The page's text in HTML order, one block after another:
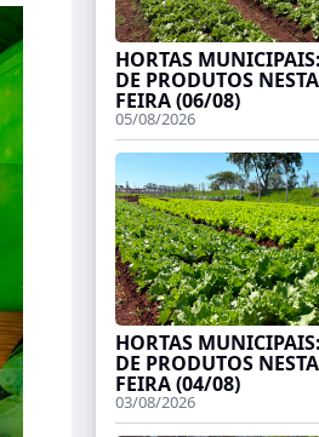
HORTAS
DE PRODUTOS
FEIRA (06/08)
05/08/2026
HORTAS
DE PRODUTOS
FEIRA (04/08)
03/08/2026